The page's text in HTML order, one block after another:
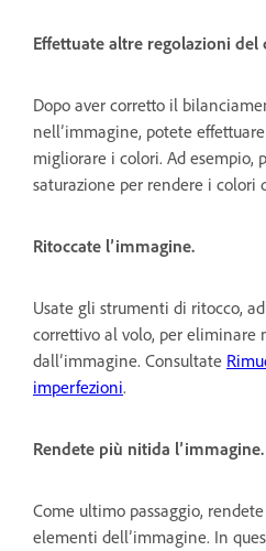
Effettuate altre regolazioni del
Dopo aver corretto il
nell’immagine, potete
migliorare i colori. Ad esempio,
saturazione per rendere i colori
Ritoccate l’immagine.
Usate gli strumenti di ritocco,
correttivo al volo, per eliminare
dall’immagine. Consultate
imperfezioni.
Rendete più nitida l’immagine.
Come ultimo passaggio,
elementi dell’immagine. In